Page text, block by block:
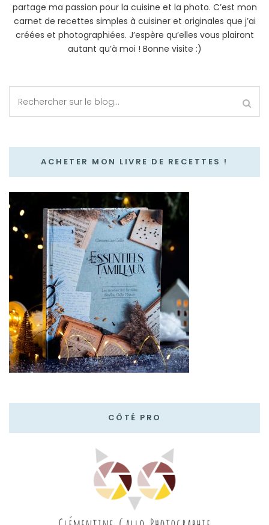
partage ma passion pour la cuisine et la photo. C’est mon
carnet de recettes simples à cuisiner et originales que j’ai
créées et photographiées. J’espère qu’elles vous plairont
autant qu’à moi ! Bonne visite :)
ACHETER MON LIVRE DE RECETTES !
CÔTÉ PRO